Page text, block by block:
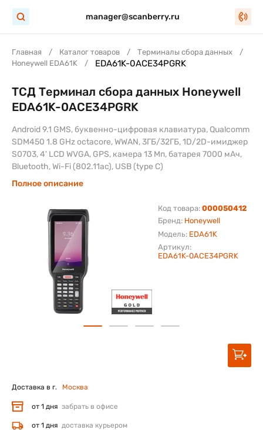
manager@scanberry.ru
Главная Каталог товаров
Терминалы сбора данных
Honeywell EDA61K
EDA61K-0ACE34PGRK
Бренд: Honeywell
Модель: EDA61K
Код товара: 000050412
Артикул:
EDA61K-0ACE34PGRK
ТСД Терминал сбора данных Honeywell
EDA61K-0ACE34PGRK
Android 9.1 GMS, буквенно-цифровая клавиатура, Qualcomm
SDM450 1.8 GHz octacore, WWAN, 3ГБ/32ГБ, 1D/2D-имиджер
S0703, 4' LCD WVGA, GPS, камера 13 Мп, батарея 7000 мАч,
Bluetooth, Wi-Fi (802.11ac), USB (type C)
Полное описание
Доставка в г. Москва
от 1 дня забрать в офисе
от 1 дня доставка курьером